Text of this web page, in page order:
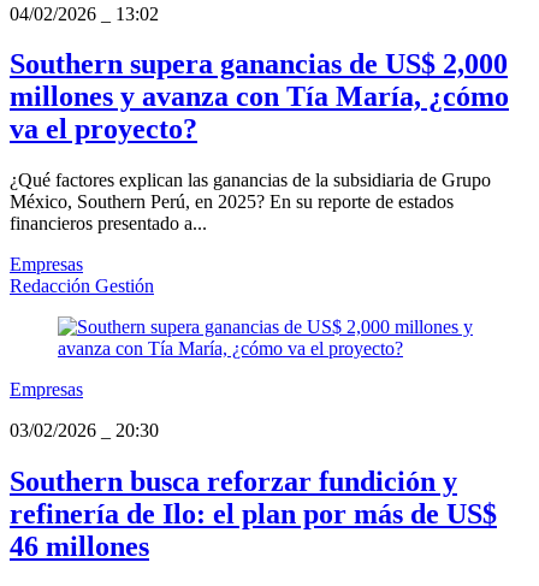
04/02/2026 13:02
Southern supera ganancias de US$ 2,000
millones y avanza con Tía María, ¿cómo
va el proyecto?
¿Qué factores explican las ganancias de la subsidiaria de Grupo
México, Southern Perú, en 2025? En su reporte de estados
financieros presentado a...
Empresas
Redacción Gestión
Empresas
03/02/2026
20:30
Southern busca reforzar fundición y
refinería de Ilo: el plan por más de US$
46 millones